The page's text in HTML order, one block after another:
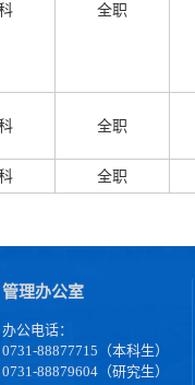
全职
全职
全职
管理办公室
办公电话：
0731-88877715（本科生）
0731-88879604（研究生）